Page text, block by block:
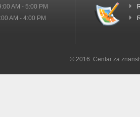
AM - 5:00 PM
AM - 4:00 PM
© 2016. Centar za